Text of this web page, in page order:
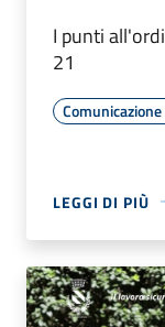
I punti
21
LEGGI DI PIÙ